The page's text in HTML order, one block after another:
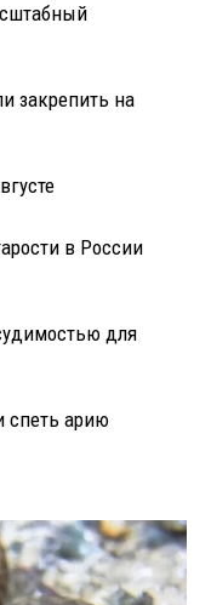
закрепить на
в России
для
спеть арию